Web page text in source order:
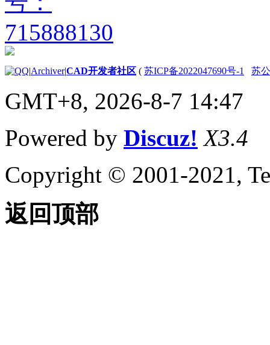
AutoCAD 2002 API 历
史记录参考
AutoCAD 2000i API 历
史记录参考
AutoCAD 2000 API 历
VBA 入门
关于嵌入式和全局 VBA 项
目 （VBA/ActiveX）
练习：VBA 简介
（VBA/ActiveX）
关于 VBA IDE
（VBA/ActiveX） 的更多信
息
|Archiver|CAD开发者社区 ( 苏ICP备2022047690号-1 苏
GMT+8, 2026-8-7 14:47
Powered by Discuz! X3.4
Copyright © 2001-2021,
返回顶部